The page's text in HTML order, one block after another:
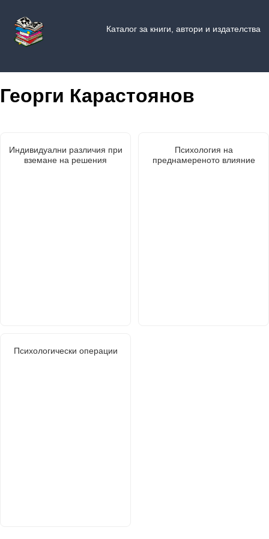
Каталог за книги, автори и издателства
Георги Карастоянов
Индивидуални различия при
вземане на решения
Психология на
преднамереното влияние
Психологически операции